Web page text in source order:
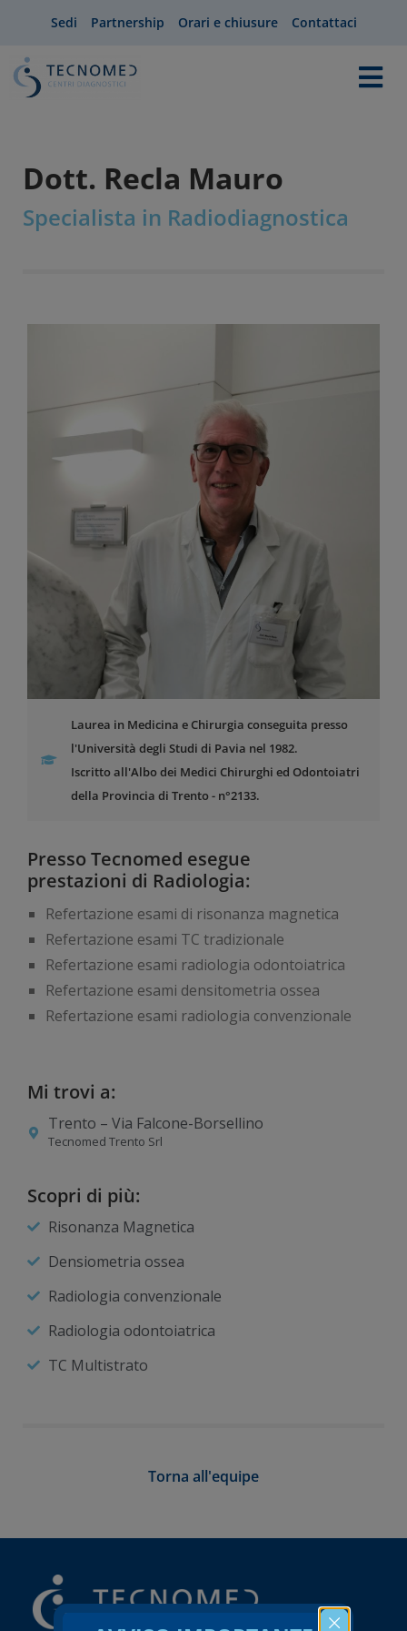
Sedi Partnership Orari e chiusure Contattaci
Dott. Recla Mauro
Specialista in Radiodiagnostica
Laurea in Medicina e Chirurgia conseguita presso
l'Università degli Studi di Pavia nel 1982.
Iscritto all'Albo dei Medici Chirurghi ed Odontoiatri
della Provincia di Trento - n°2133.
Presso Tecnomed esegue
prestazioni di Radiologia:
Refertazione esami di risonanza magnetica
Refertazione esami TC tradizionale
Refertazione esami radiologia odontoiatrica
Refertazione esami densitometria ossea
Refertazione esami radiologia convenzionale
Mi trovi a:
Trento – Via Falcone-Borsellino
Tecnomed Trento Srl
Scopri di più:
Risonanza Magnetica
Densiometria ossea
Radiologia convenzionale
Radiologia odontoiatrica
TC Multistrato
Torna all'equipe